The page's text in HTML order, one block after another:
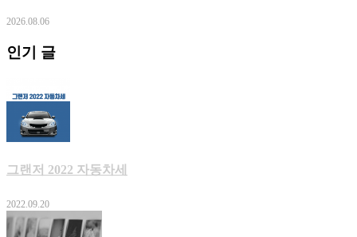
2026.08.06
인기 글
그랜저 2022 자동차세
2022.09.20